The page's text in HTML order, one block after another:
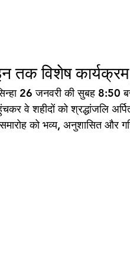
तक विशेष कार्यक्रम,
26 जनवरी की सुबह 8:50
वे शहीदों को श्रद्धांजलि
को भव्य, अनुशासित और